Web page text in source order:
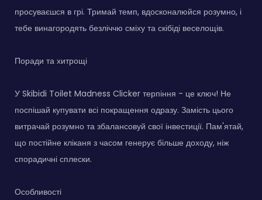
просуваєшся в грі. Тримай темп, вдосконалюйся розумно, і
тебе винагородять безліччю сміху та скібіді веселощів.
Поради та хитрощі
У Skibidi Toilet Madness Clicker терпіння - це ключ! Не
поспішай купувати всі покращення одразу. Замість цього
витрачай розумно та збалансовуй свої інвестиції. Пам'ятай,
що постійне кліканя з часом генерує більше доходу, ніж
спорадичні сплески.
Особливості